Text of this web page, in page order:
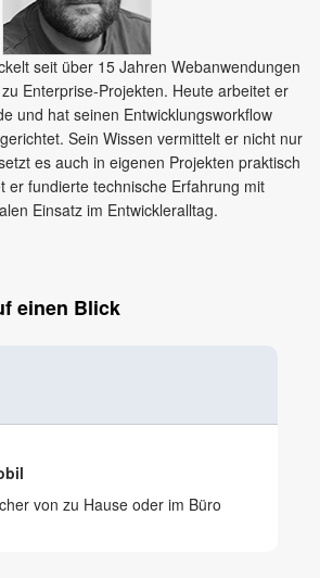
seit über 15 Jahren Webanwendungen
Enterprise-Projekten. Heute arbeitet er
und hat seinen Entwicklungsworkflow
Sein Wissen vermittelt er nicht nur
es auch in eigenen Projekten praktisch
er fundierte technische Erfahrung mit
Einsatz im Entwickleralltag.
einen Blick
von zu Hause oder im Büro